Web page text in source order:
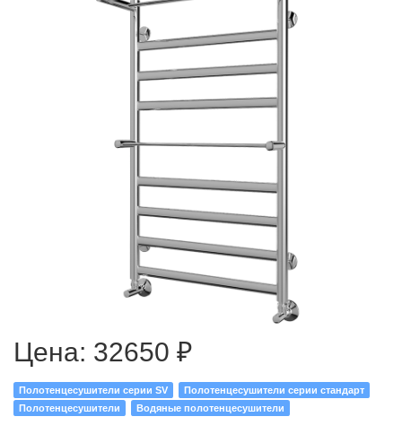
Цена: 32650 ₽
Полотенцесушители серии SV
Полотенцесушители серии стандарт
Полотенцесушители
Водяные полотенцесушители